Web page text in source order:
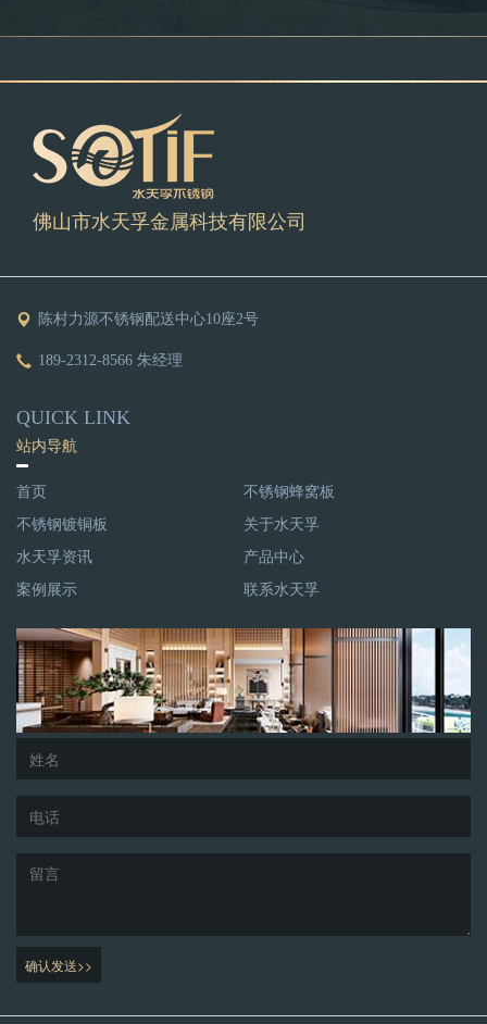
佛山市水天孚金属科技有限公司
陈村力源不锈钢配送中心10座2号
189-2312-8566 朱经理
QUICK LINK
站内导航
首页
不锈钢蜂窝板
不锈钢镀铜板
关于水天孚
水天孚资讯
产品中心
案例展示
联系水天孚
确认发送>>